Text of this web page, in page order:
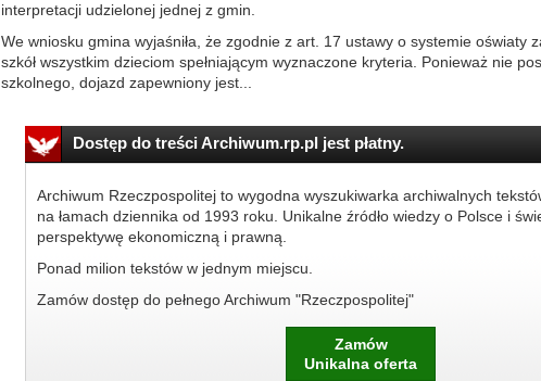
interpretacji udzielonej jednej z gmin.
We wniosku gmina wyjaśniła, że zgodnie z art. 17 ustawy o systemie oświaty
szkół wszystkim dzieciom spełniającym wyznaczone kryteria. Ponieważ nie
szkolnego, dojazd zapewniony jest...
Dostęp do treści Archiwum.rp.pl jest płatny.
Archiwum Rzeczpospolitej to wygodna wyszukiwarka archiwalnych
na łamach dziennika od 1993 roku. Unikalne źródło wiedzy o Polsce i
perspektywę ekonomiczną i prawną.
Ponad milion tekstów w jednym miejscu.
Zamów dostęp do pełnego Archiwum "Rzeczpospolitej"
Zamów
Unikalna oferta